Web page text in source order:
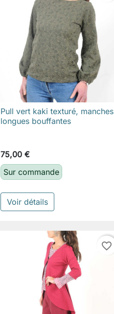
 Aperçu rapide
Pull vert kaki texturé, manches
longues bouffantes
75,00 €
Sur commande
Voir détails
favorite_border